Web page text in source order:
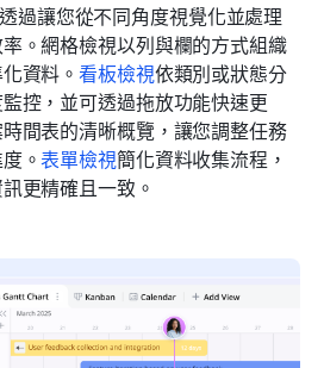
透過讓您從不同角度視覺化並處理
。網格檢視以列與欄的方式組織
資料。看板檢視依類別或狀態分
控，並可透過拖放功能快速更
間表的清晰概覽，讓您調整任務
。表單檢視簡化資料收集流程，
更精確且一致。